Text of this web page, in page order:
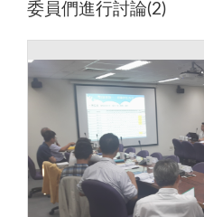
委員們進行討論(2)